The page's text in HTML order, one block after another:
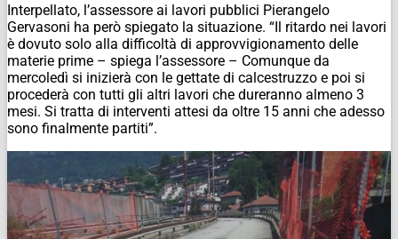
Interpellato, l’assessore ai lavori pubblici Pierangelo
Gervasoni ha però spiegato la situazione. “Il ritardo nei lavori
è dovuto solo alla difficoltà di approvvigionamento delle
materie prime – spiega l’assessore – Comunque da
mercoledì si inizierà con le gettate di calcestruzzo e poi si
procederà con tutti gli altri lavori che dureranno almeno 3
mesi. Si tratta di interventi attesi da oltre 15 anni che adesso
sono finalmente partiti”.